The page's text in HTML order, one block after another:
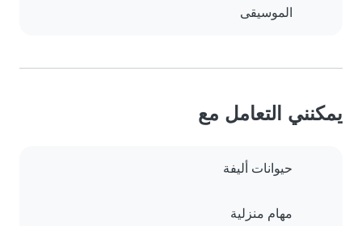
الموسيقى
يمكنني التعامل مع
حيوانات أليفة
مهام منزلية